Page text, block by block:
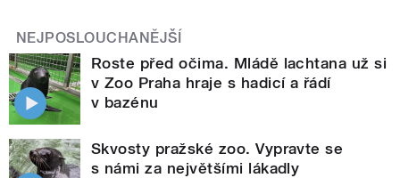
NEJPOSLOUCHANĚJŠÍ
Roste před očima. Mládě lachtana už si
v Zoo Praha hraje s hadicí a řádí
v bazénu
Skvosty pražské zoo. Vypravte se
s námi za největšími lákadly